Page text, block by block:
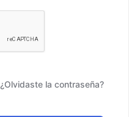
¿Olvidaste la contraseña?